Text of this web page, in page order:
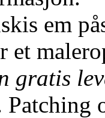
em
et
gratis
Patching